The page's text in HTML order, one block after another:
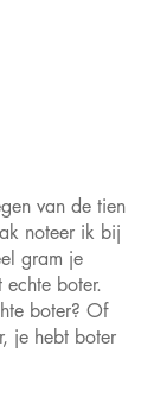
van de tien
noteer ik bij
gram je
echte boter.
boter? Of
je hebt boter